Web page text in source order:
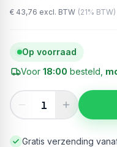
€ 43,76 excl. BTW (21% BTW)
Op voorraad
Voor 18:00 besteld,
Gratis verzending